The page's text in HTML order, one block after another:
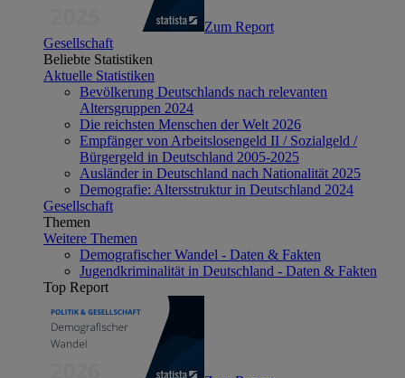
Zum Report
Gesellschaft
Beliebte Statistiken
Aktuelle Statistiken
Bevölkerung Deutschlands nach relevanten
Altersgruppen 2024
Die reichsten Menschen der Welt 2026
Empfänger von Arbeitslosengeld II / Sozialgeld /
Bürgergeld in Deutschland 2005-2025
Ausländer in Deutschland nach Nationalität 2025
Demografie: Altersstruktur in Deutschland 2024
Gesellschaft
Themen
Weitere Themen
Demografischer Wandel - Daten & Fakten
Jugendkriminalität in Deutschland - Daten & Fakten
Top Report